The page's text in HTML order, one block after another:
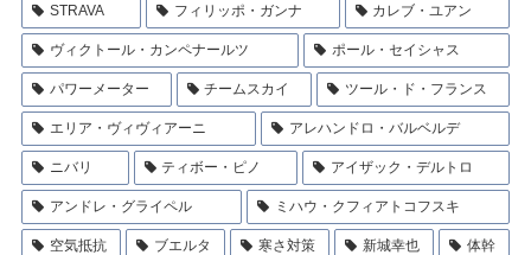
STRAVA フィリッポ・ガンナ カレブ・ユアン
ヴィクトール・カンペナールツ ポール・セイシャス
パワーメーター チームスカイ ツール・ド・フランス
エリア・ヴィヴィアーニ アレハンドロ・バルベルデ
ニバリ ティボー・ピノ アイザック・デルトロ
アンドレ・グライペル ミハウ・クフィアトコフスキ
空気抵抗 ブエルタ 寒さ対策 新城幸也 体幹